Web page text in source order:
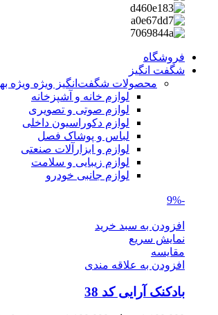
فروشگاه
شگفت انگیز
محصولات شگفت‌انگیز ویژه ویژه
لوازم خانه و آشپزخانه
لوازم صوتی و تصویری
لوازم دکوراسیون داخلی
لباس و پوشاک فصل
لوازم و ابزارآلات صنعتی
لوازم زیبایی و سلامت
لوازم جانبی خودرو
-9%
افزودن به سبد خرید
نمایش سریع
مقايسه
افزودن به علاقه مندی
بادکنک آرایی کد 38